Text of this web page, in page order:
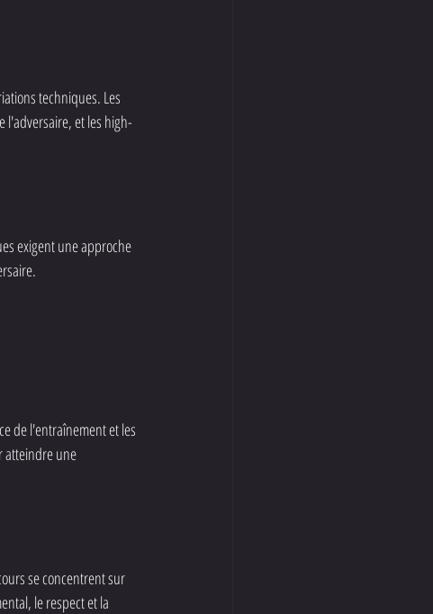
techniques. Les
l'adversaire, et les high-
exigent une approche
de l'entraînement et les
atteindre une
se concentrent sur
le respect et la